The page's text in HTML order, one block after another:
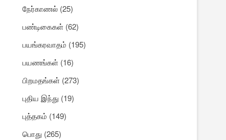
நேர்காணல் (25)
பண்டிகைகள் (62)
பயங்கரவாதம் (195)
பயணங்கள் (16)
பிறமதங்கள் (273)
புதிய இந்து (19)
புத்தகம் (149)
பொது (265)